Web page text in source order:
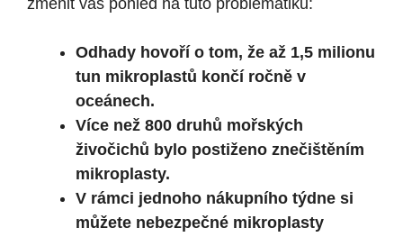
změnit váš pohled na tuto problematiku:
Odhady hovoří o tom, že až 1,5 milionu
tun mikroplastů končí ročně v
oceánech.
Více než 800 druhů mořských
živočichů bylo postiženo znečištěním
mikroplasty.
V rámci jednoho nákupního týdne si
můžete nebezpečné mikroplasty